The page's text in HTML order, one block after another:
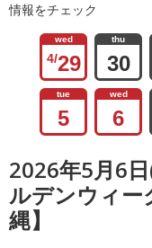
情報をチェック
wed
4/29
thu
30
tue
5
wed
6
2026年5月6
ルデンウィー
縄】